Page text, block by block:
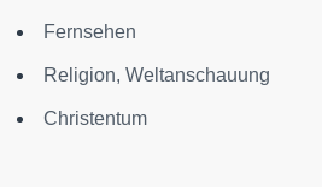
Fernsehen
Religion, Weltanschauung
Christentum